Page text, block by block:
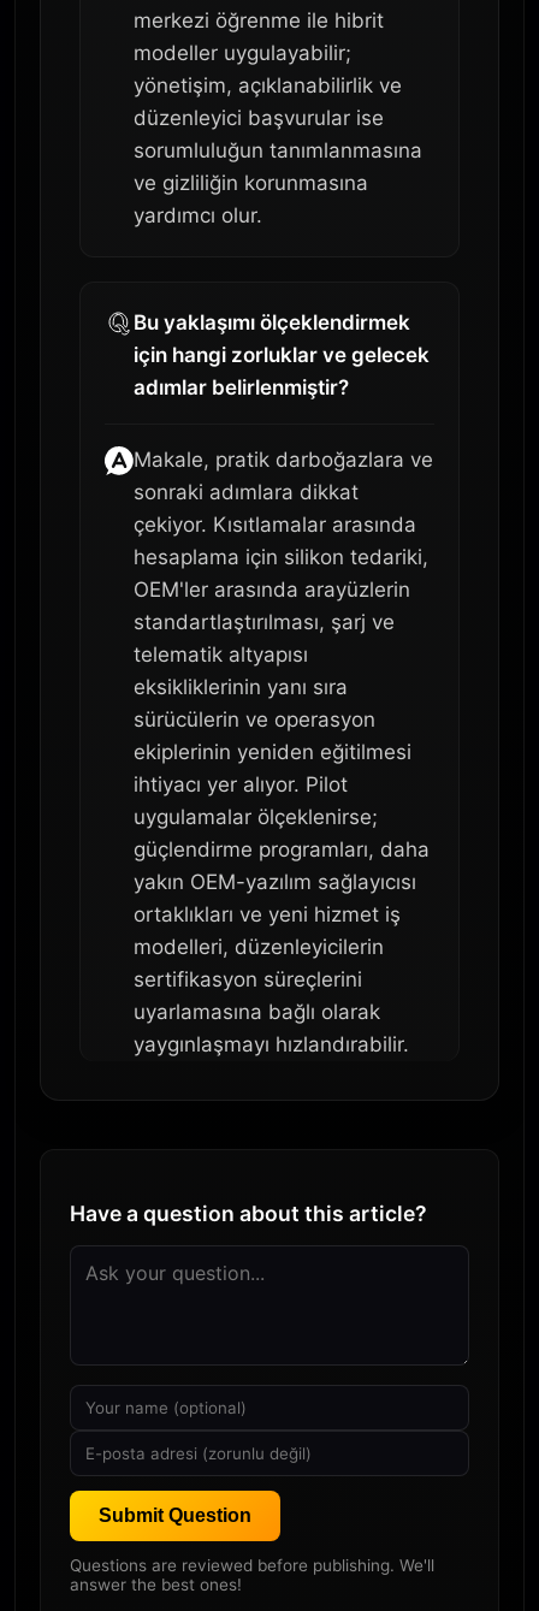
merkezi öğrenme ile hibrit
modeller uygulayabilir;
yönetişim, açıklanabilirlik ve
düzenleyici başvurular ise
sorumluluğun tanımlanmasına
ve gizliliğin korunmasına
yardımcı olur.
Bu yaklaşımı ölçeklendirmek
için hangi zorluklar ve gelecek
adımlar belirlenmiştir?
Makale, pratik darboğazlara ve
sonraki adımlara dikkat
çekiyor. Kısıtlamalar arasında
hesaplama için silikon tedariki,
OEM'ler arasında arayüzlerin
standartlaştırılması, şarj ve
telematik altyapısı
eksikliklerinin yanı sıra
sürücülerin ve operasyon
ekiplerinin yeniden eğitilmesi
ihtiyacı yer alıyor. Pilot
uygulamalar ölçeklenirse;
güçlendirme programları, daha
yakın OEM-yazılım sağlayıcısı
ortaklıkları ve yeni hizmet iş
modelleri, düzenleyicilerin
sertifikasyon süreçlerini
uyarlamasına bağlı olarak
yaygınlaşmayı hızlandırabilir.
Have a question about this article?
Submit Question
Questions are reviewed before publishing. We'll
answer the best ones!